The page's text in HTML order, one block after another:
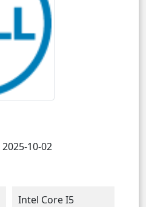
2025-10-02
Intel Core I5